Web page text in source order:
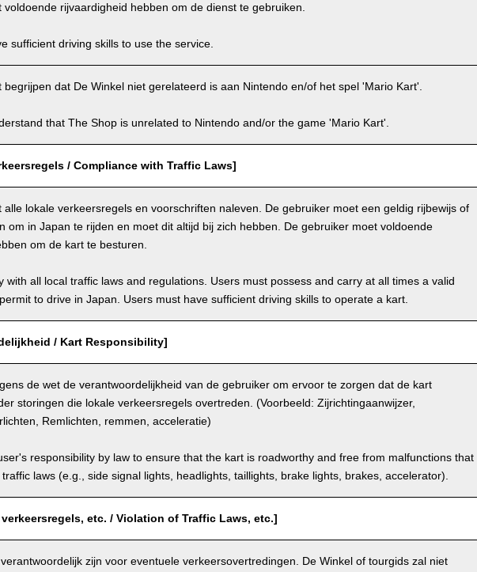
voldoende rijvaardigheid hebben om de dienst te gebruiken.
sufficient driving skills to use the service.
begrijpen dat De Winkel niet gerelateerd is aan Nintendo en/of het spel 'Mario Kart'.
that The Shop is unrelated to Nintendo and/or the game 'Mario Kart'.
/ Compliance with Traffic Laws]
alle lokale verkeersregels en voorschriften naleven. De gebruiker moet een geldig rijbewijs of
om in Japan te rijden en moet dit altijd bij zich hebben. De gebruiker moet voldoende
om de kart te besturen.
with all local traffic laws and regulations. Users must possess and carry at all times a valid
to drive in Japan. Users must have sufficient driving skills to operate a kart.
/ Kart Responsibility]
de wet de verantwoordelijkheid van de gebruiker om ervoor te zorgen dat de kart
storingen die lokale verkeersregels overtreden. (Voorbeeld: Zijrichtingaanwijzer,
Remlichten, remmen, acceleratie)
responsibility by law to ensure that the kart is roadworthy and free from malfunctions that
laws (e.g., side signal lights, headlights, taillights, brake lights, brakes, accelerator).
etc. / Violation of Traffic Laws, etc.]
zijn voor eventuele verkeersovertredingen. De Winkel of tourgids zal niet